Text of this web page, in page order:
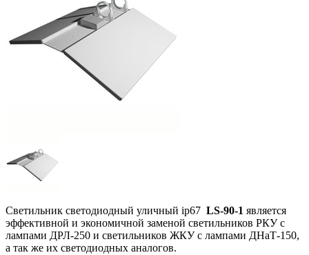
Cветильник светодиодный уличный ip67 LS-90-1 является
эффективной и экономичной заменой светильников РКУ с
лампами ДРЛ-250 и светильников ЖКУ с лампами ДНаТ-150,
а так же их светодиодных аналогов.